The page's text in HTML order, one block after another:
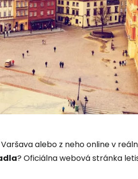
alebo z neho online v
? Oficiálna webová stránka